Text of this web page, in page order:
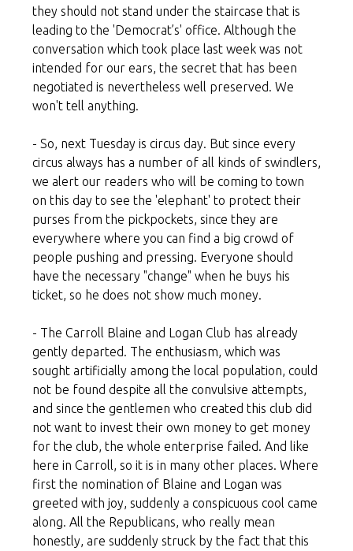
they should not stand under the staircase that is
leading to the 'Democrat’s' office. Although the
conversation which took place last week was not
intended for our ears, the secret that has been
negotiated is nevertheless well preserved. We
won't tell anything.
- So, next Tuesday is circus day. But since every
circus always has a number of all kinds of swindlers,
we alert our readers who will be coming to town
on this day to see the 'elephant' to protect their
purses from the pickpockets, since they are
everywhere where you can find a big crowd of
people pushing and pressing. Everyone should
have the necessary "change" when he buys his
ticket, so he does not show much money.
- The Carroll Blaine and Logan Club has already
gently departed. The enthusiasm, which was
sought artificially among the local population, could
not be found despite all the convulsive attempts,
and since the gentlemen who created this club did
not want to invest their own money to get money
for the club, the whole enterprise failed. And like
here in Carroll, so it is in many other places. Where
first the nomination of Blaine and Logan was
greeted with joy, suddenly a conspicuous cool came
along. All the Republicans, who really mean
honestly, are suddenly struck by the fact that this